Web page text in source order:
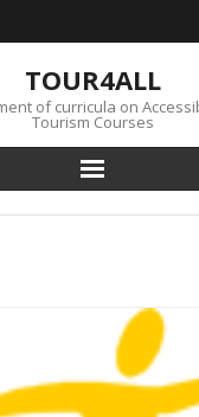
TOUR4ALL
of curricula on
Tourism Courses